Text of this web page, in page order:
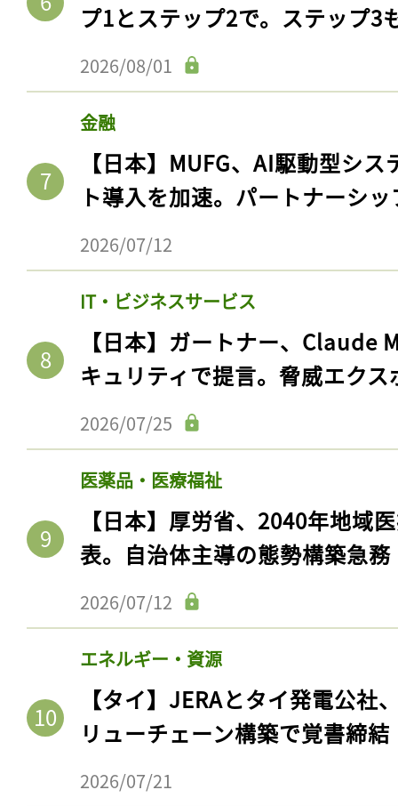
プ1とステップ2で。ステップ3
2026/08/01
金融
【日本】MUFG、AI駆動型シ
ト導入を加速。パートナーシ
2026/07/12
IT・ビジネスサービス
【日本】ガートナー、Claude
キュリティで提言。脅威エク
2026/07/25
医薬品・医療福祉
【日本】厚労省、2040年地域
表。自治体主導の態勢構築急務
2026/07/12
エネルギー・資源
【タイ】JERAとタイ発電公社
リューチェーン構築で覚書締結
2026/07/21
ログイン